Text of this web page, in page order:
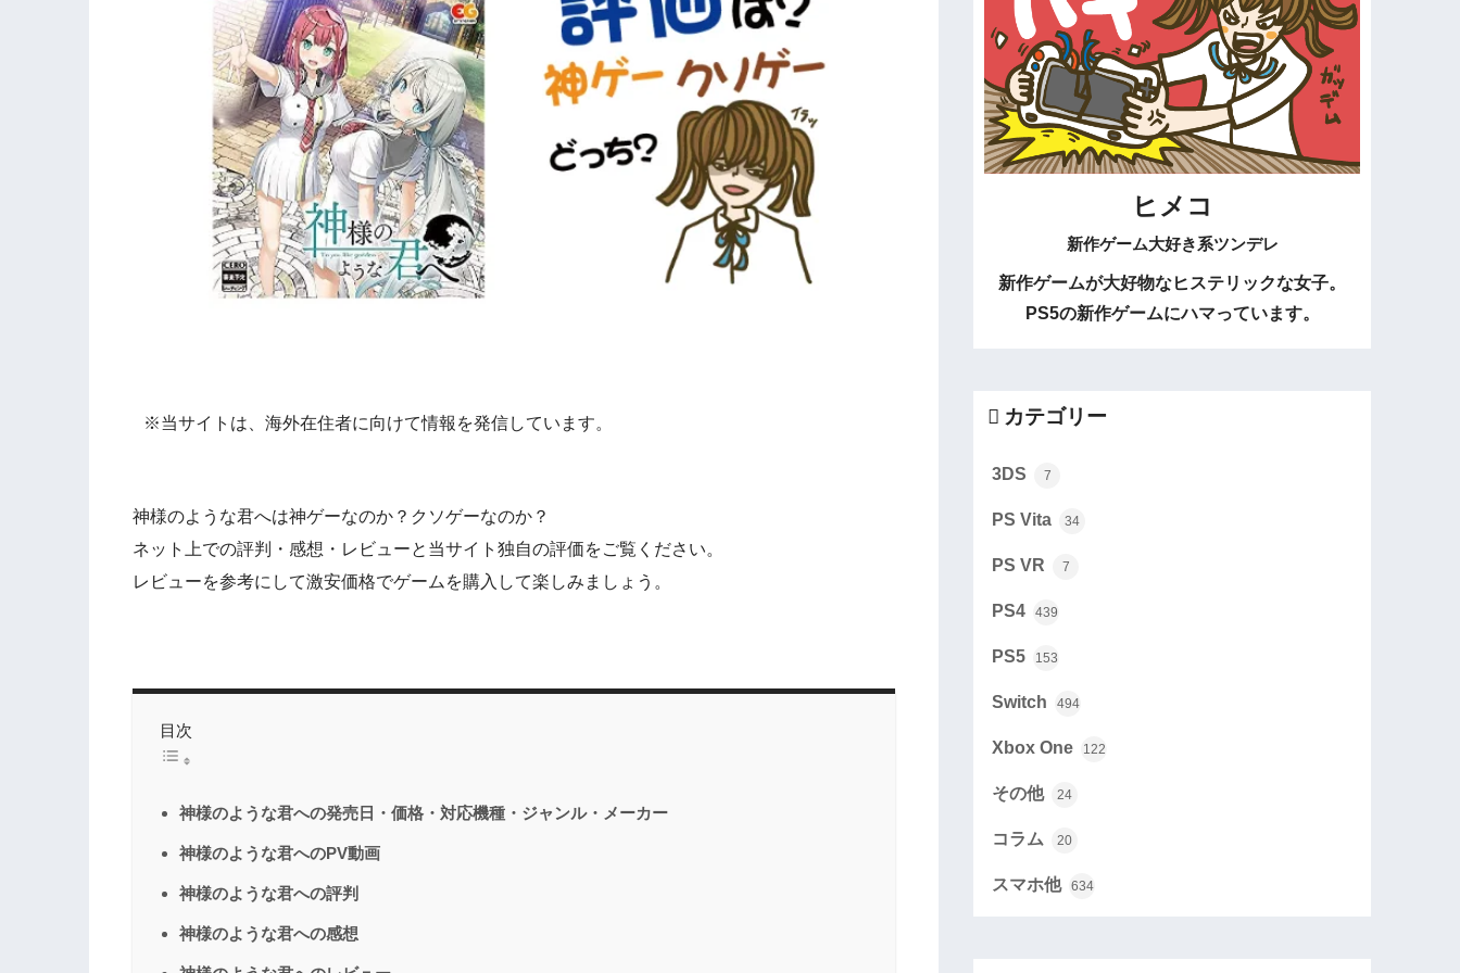
※当サイトは、海外在住者に向けて情報を発信しています。
神様のような君へは神ゲーなのか？クソゲーなのか？
ネット上での評判・感想・レビューと当サイト独自の評価をご覧ください。
レビューを参考にして激安価格でゲームを購入して楽しみましょう。
目次
神様のような君への発売日・価格・対応機種・ジャンル・メーカー
神様のような君へのPV動画
神様のような君への評判
神様のような君への感想
ヒメコ
新作ゲーム大好き系ツンデレ
新作ゲームが大好物なヒステリックな女子。
PS5の新作ゲームにハマっています。
カテゴリー
3DS 7
PS Vita 34
PS VR 7
PS4 439
PS5 153
Switch 494
Xbox One 122
その他 24
コラム 20
スマホ他 634